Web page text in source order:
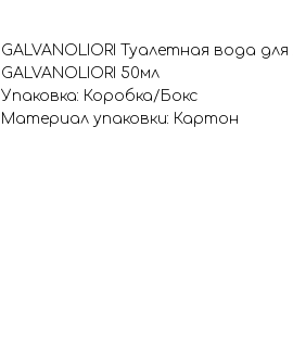
GALVANOLIORI Туалетная вода для
GALVANOLIORI 50мл
Упаковка: Коробка/Бокс
Материал упаковки: Картон